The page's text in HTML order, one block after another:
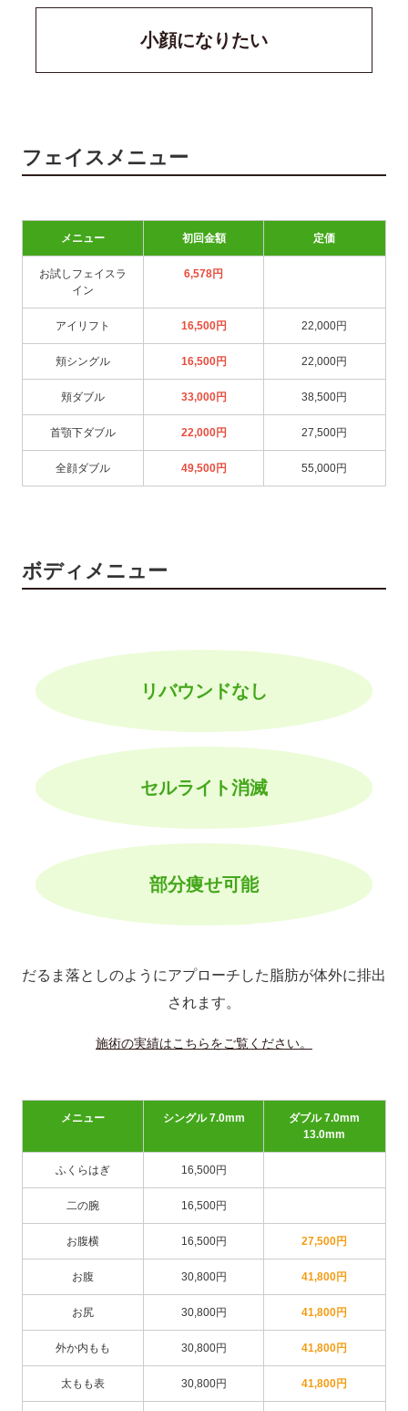
小顔になりたい
フェイスメニュー
メニュー 初回金額 定価
お試しフェイスラ
イン
6,578円
アイリフト 16,500円 22,000円
頬シングル 16,500円 22,000円
頬ダブル 33,000円 38,500円
首顎下ダブル 22,000円 27,500円
全顔ダブル 49,500円 55,000円
ボディメニュー
リバウンドなし
セルライト消滅
部分痩せ可能
だるま落としのようにアプローチした脂肪が体外に排出
されます。
施術の実績はこちらをご覧ください。
メニュー シングル 7.0mm ダブル 7.0mm
13.0mm
ふくらはぎ 16,500円
二の腕 16,500円
お腹横 16,500円 27,500円
お腹 30,800円 41,800円​​​​​​​
お尻 30,800円 41,800円​​​​​​​
外か内もも 30,800円 41,800円​​​​​​​
太もも表 30,800円 41,800円​​​​​​​